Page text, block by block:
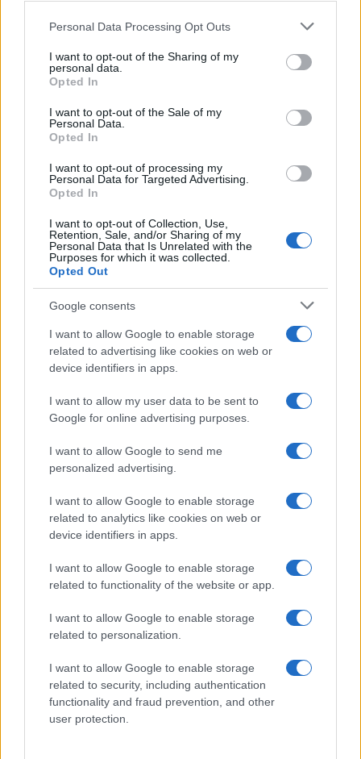
Please note that this website/app uses one or more Google
not limited to your visit or usage behaviour. You may click to
grant or deny consent to Google and its third-party tags to
use your data for below specified purposes in below Google
consent section.
Personal Data Processing Opt Outs
I want to opt-out of the Sharing of my
personal data.
Opted In
I want to opt-out of the Sale of my
Personal Data.
Opted In
I want to opt-out of processing my
Personal Data for Targeted Advertising.
Opted In
I want to opt-out of Collection, Use,
Retention, Sale, and/or Sharing of my
Personal Data that Is Unrelated with the
Purposes for which it was collected.
Opted Out
Google consents
I want to allow Google to enable storage
related to advertising like cookies on web or
device identifiers in apps.
I want to allow my user data to be sent to
Google for online advertising purposes.
I want to allow Google to send me
personalized advertising.
I want to allow Google to enable storage
related to analytics like cookies on web or
device identifiers in apps.
I want to allow Google to enable storage
related to functionality of the website or app.
I want to allow Google to enable storage
related to personalization.
I want to allow Google to enable storage
related to security, including authentication
functionality and fraud prevention, and other
user protection.
Porto Rotondo ospita la grande sfida della vela
nell’estate 2026
Controlli all’aeroporto di Olbia, sequestrati
caviale e sabbia rubata
NECROLOGIE
Mario Malu
Paolo Pinna
Martina Agostina Diturco
I nostri cari